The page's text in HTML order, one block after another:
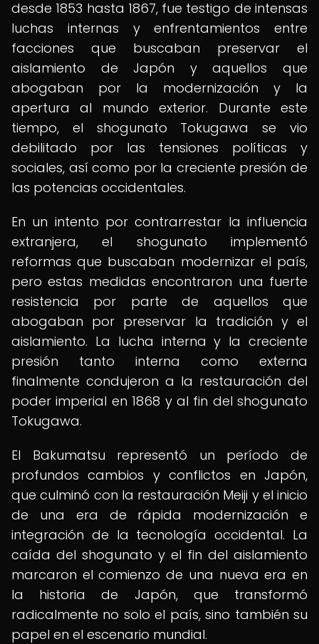
desde 1853 hasta 1867, fue testigo de intensas
luchas internas y enfrentamientos entre
facciones que buscaban preservar el
aislamiento de Japón y aquellos que
abogaban por la modernización y la
apertura al mundo exterior. Durante este
tiempo, el shogunato Tokugawa se vio
debilitado por las tensiones políticas y
sociales, así como por la creciente presión de
las potencias occidentales.
En un intento por contrarrestar la influencia
extranjera, el shogunato implementó
reformas que buscaban modernizar el país,
pero estas medidas encontraron una fuerte
resistencia por parte de aquellos que
abogaban por preservar la tradición y el
aislamiento. La lucha interna y la creciente
presión tanto interna como externa
finalmente condujeron a la restauración del
poder imperial en 1868 y al fin del shogunato
Tokugawa.
El Bakumatsu representó un período de
profundos cambios y conflictos en Japón,
que culminó con la restauración Meiji y el inicio
de una era de rápida modernización e
integración de la tecnología occidental. La
caída del shogunato y el fin del aislamiento
marcaron el comienzo de una nueva era en
la historia de Japón, que transformó
radicalmente no solo el país, sino también su
papel en el escenario mundial.